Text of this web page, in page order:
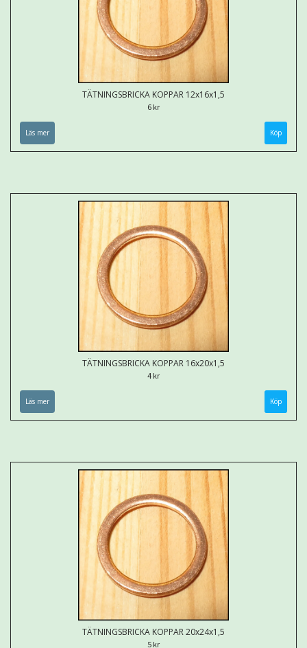
TÄTNINGSBRICKA KOPPAR 12x16x1,5
6 kr
Läs mer
TÄTNINGSBRICKA KOPPAR 16x20x1,5
4 kr
Läs mer
TÄTNINGSBRICKA KOPPAR 20x24x1,5
5 kr